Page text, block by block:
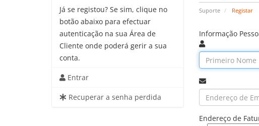
Suporte Registar
Já se registou? Se sim, clique no
botão abaixo para efectuar
autenticação na sua Área de
Cliente onde poderá gerir a sua
conta.
Entrar
Recuperar a senha perdida
Informação
Endereço de